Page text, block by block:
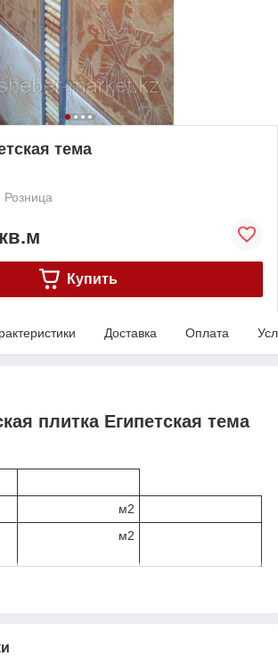
тема
Розница
Купить
Доставка Оплата
плитка Египетская тема
м2
м2